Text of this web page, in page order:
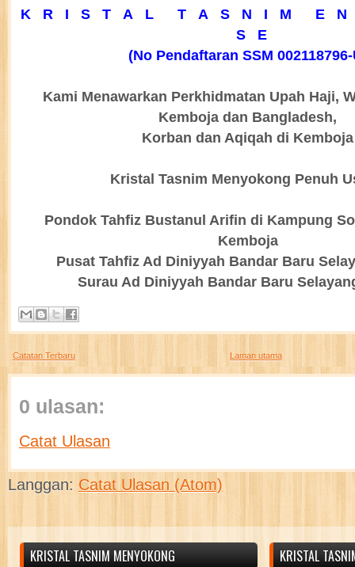
K R I S T A L T A S N I M E N
S E
(No Pendaftaran SSM 002118796-
Kami Menawarkan Perkhidmatan Upah Haji,
Kemboja dan Bangladesh,
Korban dan Aqiqah di Kemboja
Kristal Tasnim Menyokong Penuh
Pondok Tahfiz Bustanul Arifin di Kampung
Kemboja
Pusat Tahfiz Ad Diniyyah Bandar Baru
Surau Ad Diniyyah Bandar Baru
Catatan Terbaru Laman utama
0 ulasan:
Catat Ulasan
Langgan: Catat Ulasan (Atom)
KRISTAL TASNIM MENYOKONG KRISTAL